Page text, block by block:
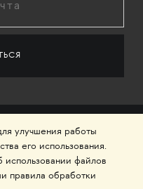
улучшения работы
его использования.
файлов
правила обработки